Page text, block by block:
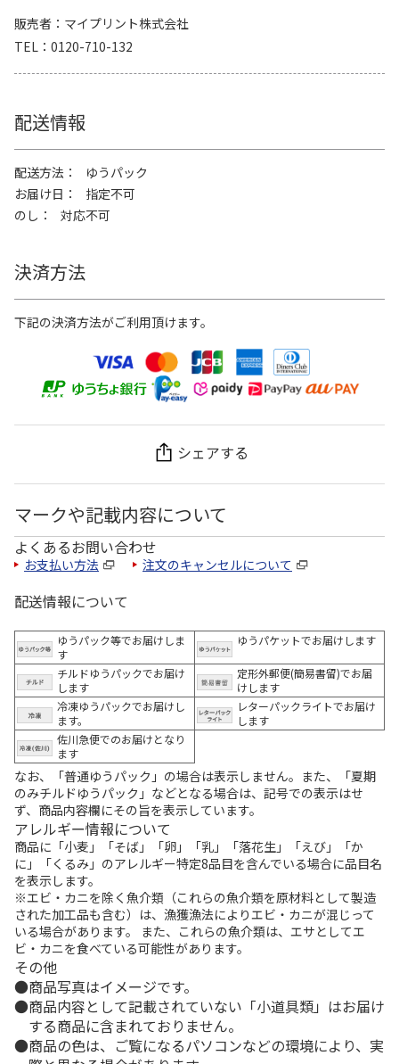
販売者
マイプリント株式会社
TEL
0120-710-132
配送情報
配送方法
ゆうパック
お届け日
指定不可
のし
対応不可
決済方法
下記の決済方法がご利用頂けます。
シェアする
マークや記載内容について
よくあるお問い合わせ
お支払い方法 注文のキャンセルについて
配送情報について
ゆうパック等でお届けしま
す
ゆうパケットでお届けします
チルドゆうパックでお届け
します
定形外郵便(簡易書留)でお届
けします
冷凍ゆうパックでお届けし
ます。
レターパックライトでお届け
します
佐川急便でのお届けとなり
ます
なお、「普通ゆうパック」の場合は表示しません。また、「夏期
のみチルドゆうパック」などとなる場合は、記号での表示はせ
ず、商品内容欄にその旨を表示しています。
アレルギー情報について
商品に「小麦」「そば」「卵」「乳」「落花生」「えび」「か
に」「くるみ」のアレルギー特定8品目を含んでいる場合に品目名
を表示します。
※エビ・カニを除く魚介類（これらの魚介類を原材料として製造
された加工品も含む）は、漁獲漁法によりエビ・カニが混じって
いる場合があります。 また、これらの魚介類は、エサとしてエ
ビ・カニを食べている可能性があります。
その他
商品写真はイメージです。
商品内容として記載されていない「小道具類」はお届け
する商品に含まれておりません。
商品の色は、ご覧になるパソコンなどの環境により、実